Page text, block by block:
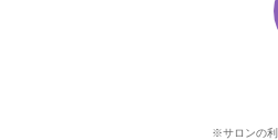
※サロンの利